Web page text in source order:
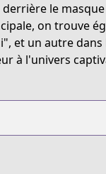
le
on trouve
et un autre
à l'univers